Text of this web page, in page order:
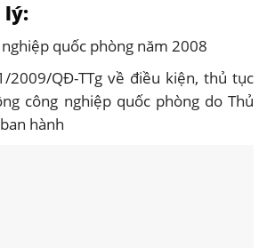
lý:
quốc phòng năm 2008
2009/QĐ-TTg về điều kiện, thủ tục
công nghiệp quốc phòng do Thủ
hành